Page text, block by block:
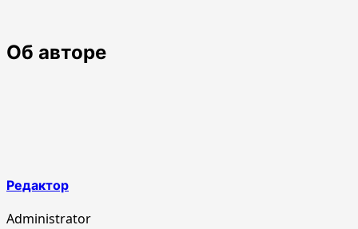
Об авторе
Редактор
Administrator